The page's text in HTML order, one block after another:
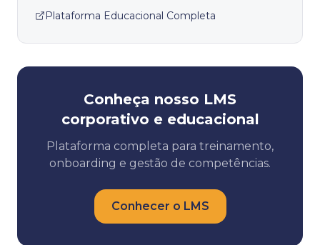
Plataforma Educacional Completa
Conheça nosso LMS
corporativo e educacional
Plataforma completa para treinamento,
onboarding e gestão de competências.
Conhecer o LMS